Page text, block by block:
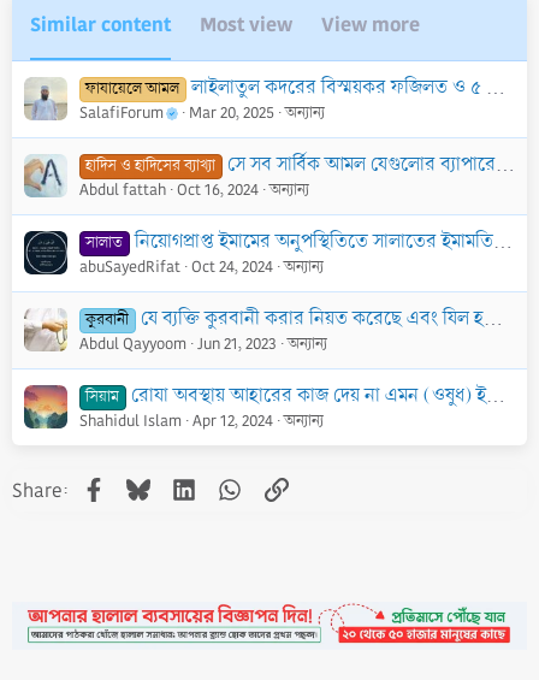
Similar content Most view View more
ফাযায়েলে আমল লাইলাতুল কদরের বিস্ময়কর ফজিলত ও ৫ টি আমল যার মাধ্যমে সারারাত সালাত আদায়ের সওয়াব হয়।
SalafiForum Mar 20, 2025 অন্যান্য
হাদিস ও হাদিসের ব্যাখ্যা সে সব সার্বিক আমল যেগুলোর ব্যাপারে এসেছে যে তার মাধ্যমে মুসলিম জান্নাতে যাবে
Abdul fattah Oct 16, 2024 অন্যান্য
সালাত নিয়োগপ্রাপ্ত ইমামের অনুপস্থিতিতে সালাতের ইমামতি করার সর্বাধিক যোগ্য ব্যক্তি কে? দাঁড়ি শেভ করে বা ফাসেক এমন ব্যাক্তি সালাতের ইমামতি করতে পারবে কী?
abuSayedRifat Oct 24, 2024 অন্যান্য
কুরবানী যে ব্যক্তি কুরবানী করার নিয়ত করেছে এবং যিল হজ্জ মাসের চাঁদ দেখা দিয়েছে এমন ব্যক্তির কুরবানী না করা পর্যন্ত চুল, চামড়া ও নোখ কাটা থেকে বিরত থাকা
Abdul Qayyoom Jun 21, 2023 অন্যান্য
সিয়াম রোযা অবস্থায় আহারের কাজ দেয় না এমন (ওষুধ) ইঞ্জেকশন ব্যবহার করা
Shahidul Islam Apr 12, 2024 অন্যান্য
Share: Facebook
BlueskyLinkedInWhatsApp
Link